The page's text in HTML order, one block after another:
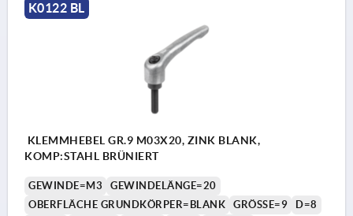
K0122 BL
KLEMMHEBEL GR.9 M03X20, ZINK BLANK,
KOMP:STAHL BRÜNIERT
GEWINDE=M3
GEWINDELÄNGE=20
OBERFLÄCHE GRUNDKÖRPER=BLANK
GRÖSSE=9
D=8